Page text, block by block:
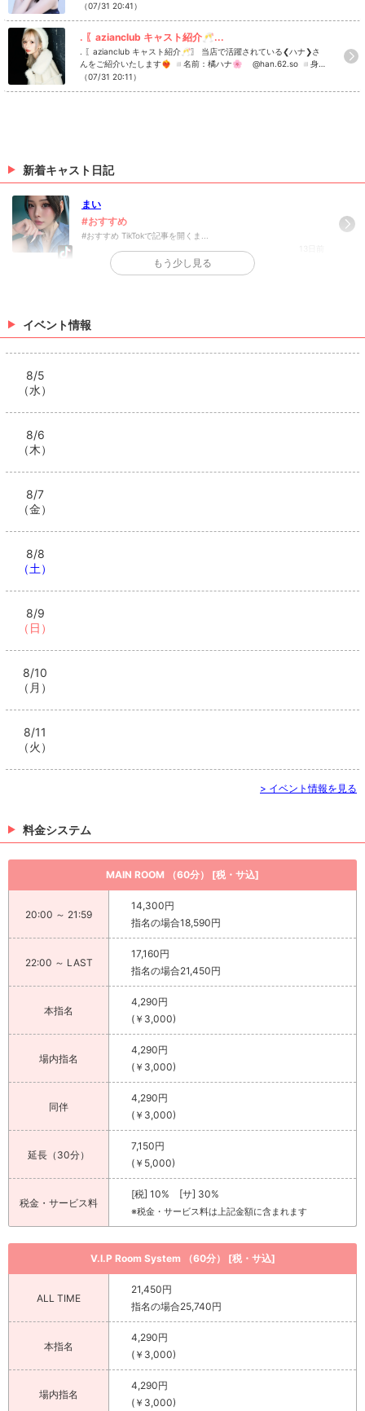
願いします❤︎
生日：1月21日 ◽️出身：東京 ◽️休日の過ごし方：毛布にくるまっ
一言！ ▷▷ 仲良しになりましょう🫶🏻 azianclubでは一緒に盛り
上げてくれるキャスト・スタッフさんを募集しております！！ 1度
話を聞いてみたい、働いてみたいなどご興味がある方はお気軽にD
Mをしてください✉️✨ #azianclub #アジアンクラブ #キャバクラ
#シャンパン #歌舞伎町キャバクラ Instagramで記事を開くazian c
（07/31 20:41）
. 〖azianclub キャスト紹介🥂...
. 〖azianclub キャスト紹介🥂〗 当店で活躍されている❮ハナ❯さ
んをご紹介いたします❤️‍🔥 ◽️名前：橘ハナ🌸 @han.62.so ◽️身
長：153cm ◽️出身：東京 ◽️休日の過ごし方：ホットヨガ、ピラ
ーといいね！もお願いします❤︎
（07/31 20:11）
新着キャスト日記
まい
#おすすめ
#おすすめ TikTokで記事を開くま...
もう少し見る
イベント情報
8/5
（水）
8/6
（木）
8/7
（金）
8/8
（土）
8/9
（日）
8/10
（月）
8/11
（火）
> イベント情報を見る
料金システム
MAIN ROOM （60分） [税・サ込]
20:00 ～ 21:59
14,300円
指名の場合18,590円
22:00 ～ LAST
17,160円
指名の場合21,450円
本指名
4,290円
(￥3,000)
場内指名
4,290円
(￥3,000)
同伴
4,290円
(￥3,000)
延長（30分）
7,150円
(￥5,000)
税金・サービス料
[税] 10% [サ] 30%
※税金・サービス料は上記金額に含まれます
V.I.P Room System （60分） [税・サ込]
ALL TIME
21,450円
指名の場合25,740円
本指名
4,290円
(￥3,000)
場内指名
4,290円
(￥3,000)